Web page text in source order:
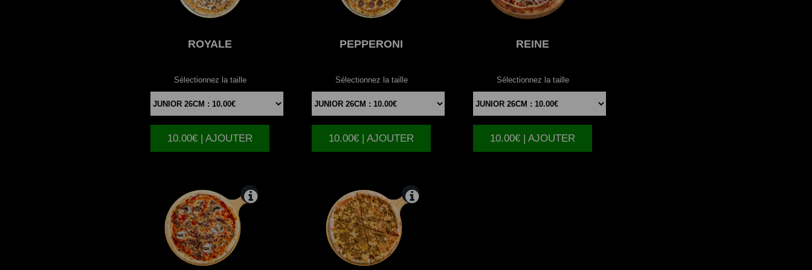
ROYALE
Sélectionnez la taille
10.00€ | AJOUTER
PEPPERONI
Sélectionnez la taille
10.00€ | AJOUTER
REINE
Sélectionnez la taille
10.00€ | AJOUTER